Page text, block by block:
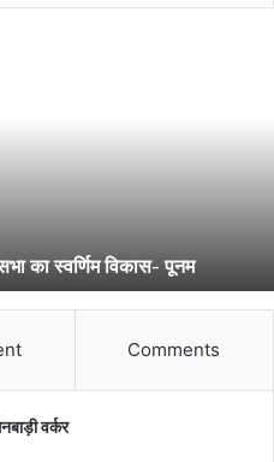
का स्वर्णिम विकास- पूनम
Comments
वर्कर